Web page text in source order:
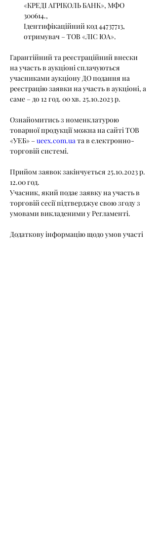
«КРЕДІ АГРІКОЛЬ БАНК», МФО
300614.,
Ідентифікаційний код 44737713,
отримувач – ТОВ «ЛІС ЮА».
Гарантійний та реєстраційний внески
на участь в аукціоні сплачуються
учасниками аукціону ДО подання на
реєстрацію заявки на участь в аукціоні, а
саме – до 12 год. 00 хв. 25.10.2023 р.
Ознайомитись з номенклатурою
товарної продукції можна на сайті ТОВ
«УЕБ» – ueex.com.ua та в електронно-
торговій системі.
Прийом заявок закінчується 25.10.2023 р.
12.00 год.
Учасник, який подає заявку на участь в
торговій сесії підтверджує свою згоду з
умовами викладеними у Регламенті.
Додаткову інформацію щодо умов участі